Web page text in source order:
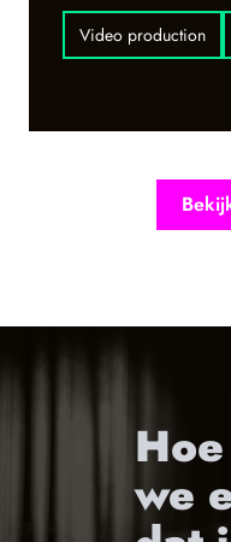
Video production
we